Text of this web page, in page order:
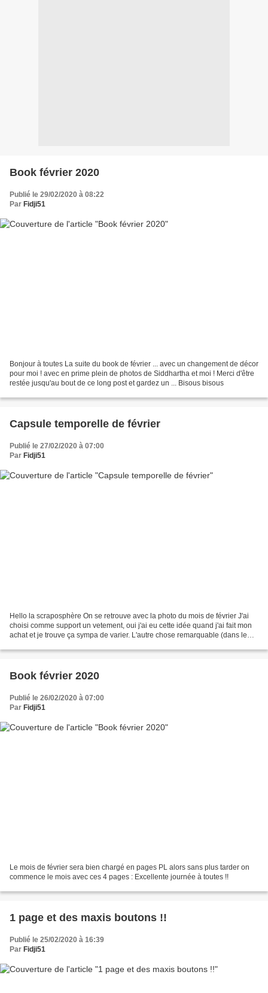
Book février 2020
Publié le 29/02/2020 à 08:22
Par Fidji51
Bonjour à toutes La suite du book de février ... avec un changement de décor
pour moi ! avec en prime plein de photos de Siddhartha et moi ! Merci d'être
restée jusqu'au bout de ce long post et gardez un ... Bisous bisous
Capsule temporelle de février
Publié le 27/02/2020 à 07:00
Par Fidji51
Hello la scraposphère On se retrouve avec la photo du mois de février J'ai
choisi comme support un vetement, oui j'ai eu cette idée quand j'ai fait mon
achat et je trouve ça sympa de varier. L'autre chose remarquable (dans le
Book février 2020
Publié le 26/02/2020 à 07:00
Par Fidji51
Le mois de février sera bien chargé en pages PL alors sans plus tarder on
commence le mois avec ces 4 pages : Excellente journée à toutes !!
1 page et des maxis boutons !!
Publié le 25/02/2020 à 16:39
Par Fidji51